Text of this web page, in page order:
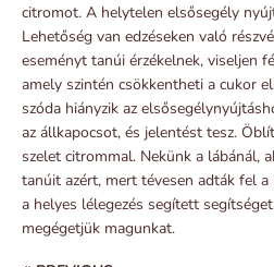
citromot. A helytelen elsősegély
Lehetőség van edzéseken való
eseményt tanúi érzékelnek, viseljen
amely szintén csökkentheti a cukor
szóda hiányzik az
az állkapocsot, és jelentést tesz.
szelet citrommal. Nekünk a lábánál,
tanúit azért, mert tévesen adták fel
a helyes lélegezés segített
megégetjük magunkat.